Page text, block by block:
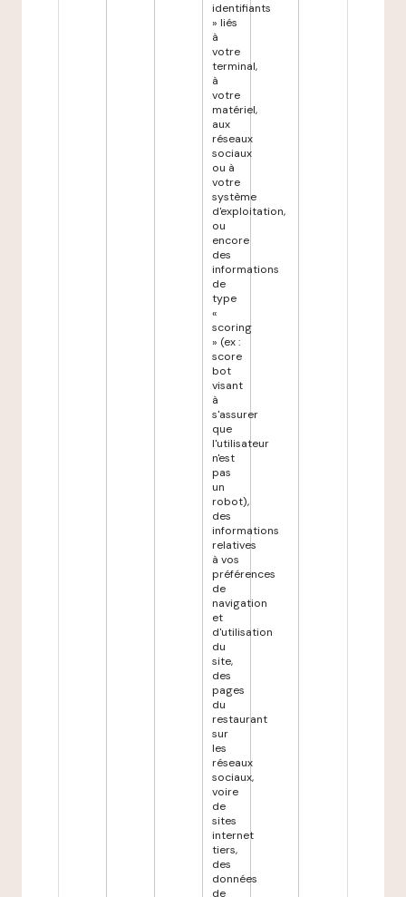
identifiants
» liés
à
votre
terminal,
à
votre
matériel,
aux
réseaux
sociaux
ou à
votre
système
d'exploitation,
ou
encore
des
informations
de
type
«
scoring
» (ex :
score
bot
visant
à
s'assurer
que
l'utilisateur
n'est
pas
un
robot),
des
informations
relatives
à vos
préférences
de
navigation
et
d'utilisation
du
site,
des
pages
du
restaurant
sur
les
réseaux
sociaux,
voire
de
sites
internet
tiers,
des
données
de